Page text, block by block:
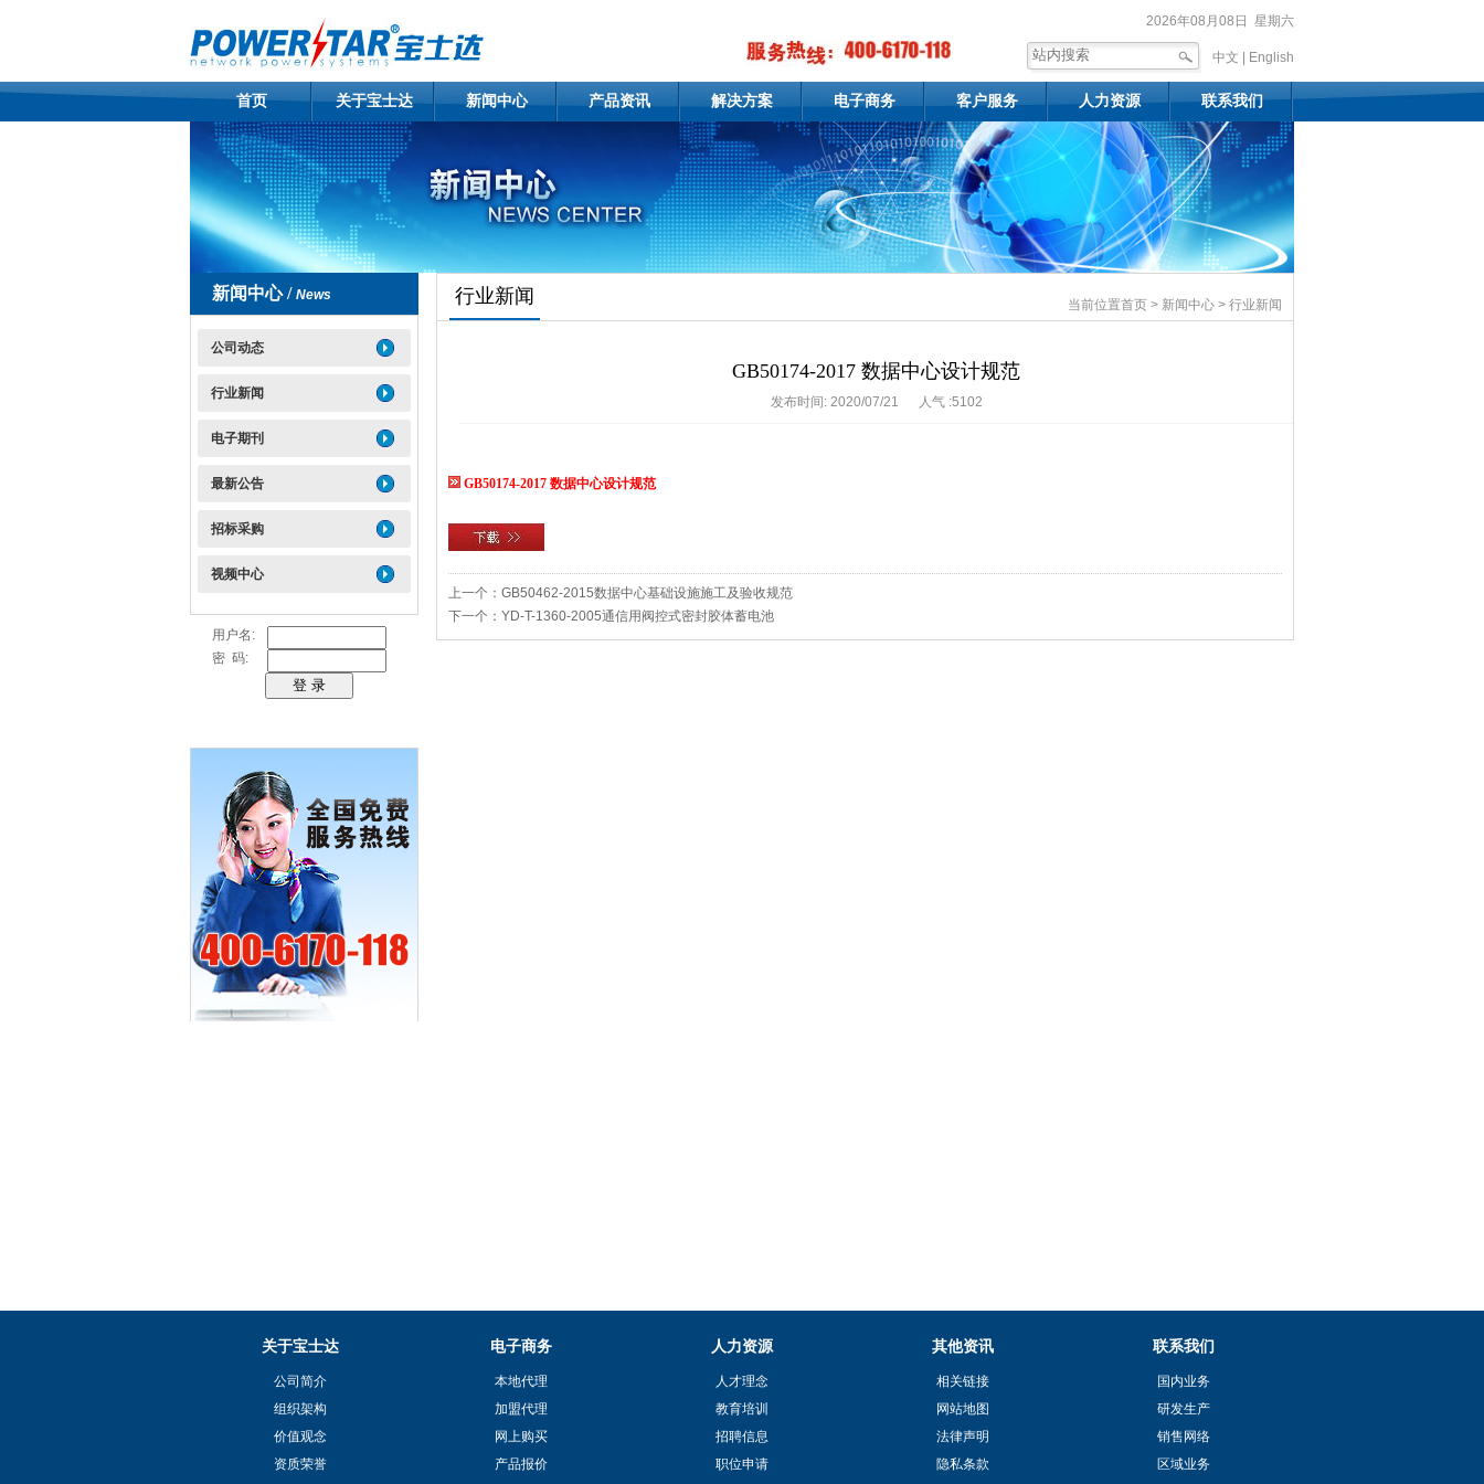
2026年08月08日 星期六
中文 | English
首页 关于宝士达 新闻中心 产品资讯 解决方案 电子商务 客户服务 人力资源 联系我们
新闻中心 / News
公司动态
行业新闻
电子期刊
最新公告
招标采购
视频中心
用户名:
密 码:
行业新闻 当前位置首页 > 新闻中心 > 行业新闻
GB50174-2017 数据中心设计规范
发布时间: 2020/07/21 人气 :5102
GB50174-2017 数据中心设计规范
上一个： GB50462-2015数据中心基础设施施工及验收规范
下一个： YD-T-1360-2005通信用阀控式密封胶体蓄电池
关于宝士达
公司简介
组织架构
价值观念
资质荣誉
电子商务
本地代理
加盟代理
网上购买
产品报价
人力资源
人才理念
教育培训
招聘信息
职位申请
其他资讯
相关链接
网站地图
法律声明
隐私条款
联系我们
国内业务
研发生产
销售网络
区域业务